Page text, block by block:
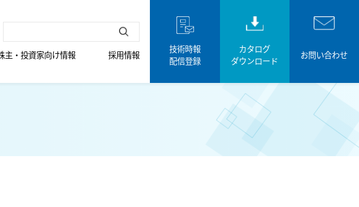
主・投資家向け情報 採用情報
技術時報
配信登録
カタログ
ダウンロード
お問い合わせ